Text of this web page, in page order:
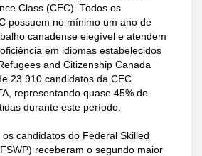
Class (CEC). Todos os
possuem no mínimo um ano de
canadense elegível e atendem
em idiomas estabelecidos
and Citizenship Canada
23.910 candidatos da CEC
representando quase 45% de
durante este período.
os candidatos do Federal Skilled
receberam o segundo maior